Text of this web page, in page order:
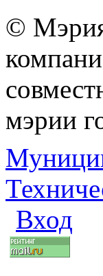
© Мэрия
мэрии
Вход